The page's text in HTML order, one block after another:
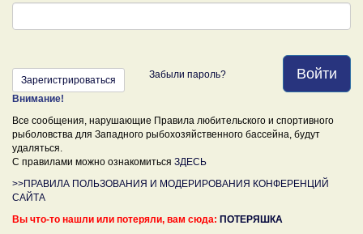
Войти
Зарегистрироваться Забыли пароль?
Внимание!
Все сообщения, нарушающие Правила любительского и спортивного
рыболовства для Западного рыбохозяйственного бассейна, будут
удаляться.
С правилами можно ознакомиться ЗДЕСЬ
>>ПРАВИЛА ПОЛЬЗОВАНИЯ И МОДЕРИРОВАНИЯ КОНФЕРЕНЦИЙ
САЙТА
Вы что-то нашли или потеряли, вам сюда: ПОТЕРЯШКА